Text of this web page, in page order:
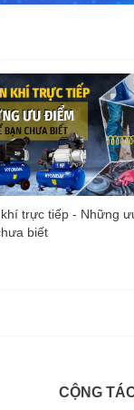
trực tiếp - Những
biết
CỘNG